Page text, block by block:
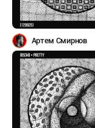
Артем Смирнов